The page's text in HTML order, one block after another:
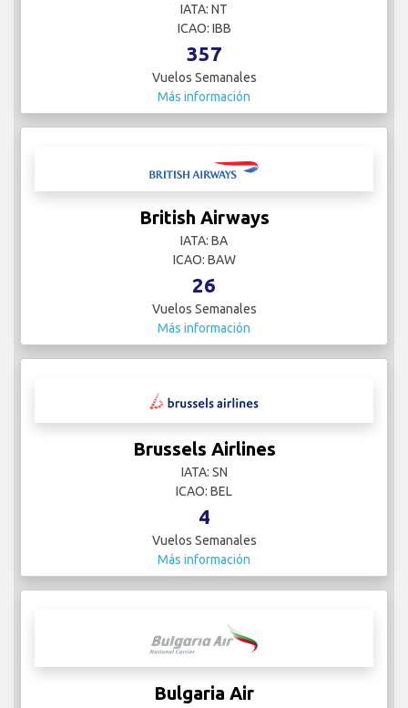
IATA: NT
ICAO: IBB
357
Vuelos Semanales
Más información
British Airways
IATA: BA
ICAO: BAW
26
Vuelos Semanales
Más información
Brussels Airlines
IATA: SN
ICAO: BEL
4
Vuelos Semanales
Más información
Bulgaria Air